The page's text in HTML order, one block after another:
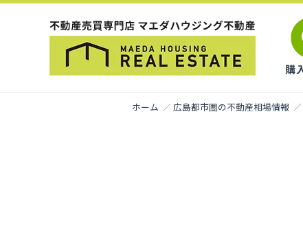
ホーム 広島都市圏の不動産相場情報